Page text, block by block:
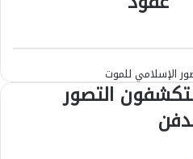
لأول
نحو
ستة
عقود
التصور